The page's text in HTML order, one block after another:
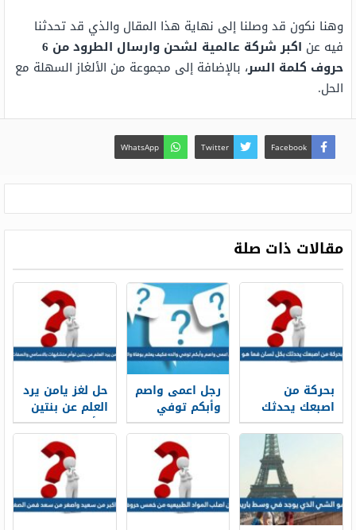
وهنا نكون قد وصلنا إلى نهاية هذا المقال والذي قد تحدثنا
فيه عن
اكبر شركة عالمية لشحن وارسال الطرود من 6
حروف كلمة السر، بالإضافة إلى مجموعة من الألغاز السهلة مع
الحل.
Facebook
Twitter
WhatsApp
مقالات ذات صلة
بحركة من
اصبعك يحدثك
بكل لسان فما
هو
رجل اعمى واصم
وأبكم توفي
والده فكيف
يعلم بوفاة
حل لغز يامن يرد
العلم عن بنتين
توأم متشابهات
بالاسامي
والصفات